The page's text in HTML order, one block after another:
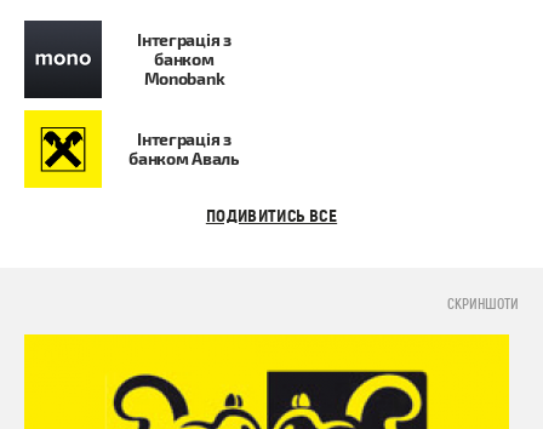
Інтеграція з
банком
Monobank
Інтеграція з
банком Аваль
ПОДИВИТИСЬ ВСЕ
СКРИНШОТИ